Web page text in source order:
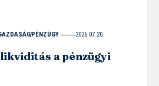
PÉNZÜGY 2026.07.20.
a pénzügyi